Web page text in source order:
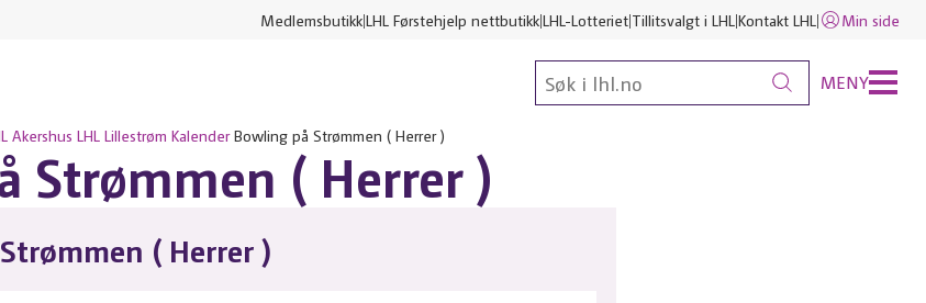
MedlemsbutikkLHL Førstehjelp nettbutikkLHL-Lotteriet Tillitsvalgt i LHL Kontakt LHL Min side
MENY
Akershus LHL Lillestrøm Kalender Bowling på Strømmen ( Herrer )
Strømmen ( Herrer )
( Herrer )